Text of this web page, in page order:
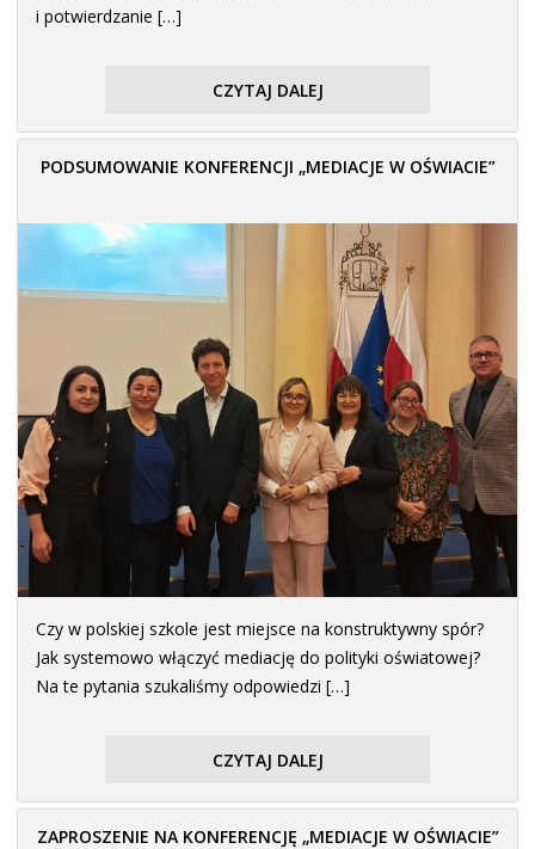
i potwierdzanie […]
CZYTAJ DALEJ
PODSUMOWANIE KONFERENCJI „MEDIACJE W OŚWIACIE”
Czy w polskiej szkole jest miejsce na konstruktywny spór?
Jak systemowo włączyć mediację do polityki oświatowej?
Na te pytania szukaliśmy odpowiedzi […]
CZYTAJ DALEJ
ZAPROSZENIE NA KONFERENCJĘ „MEDIACJE W OŚWIACIE”